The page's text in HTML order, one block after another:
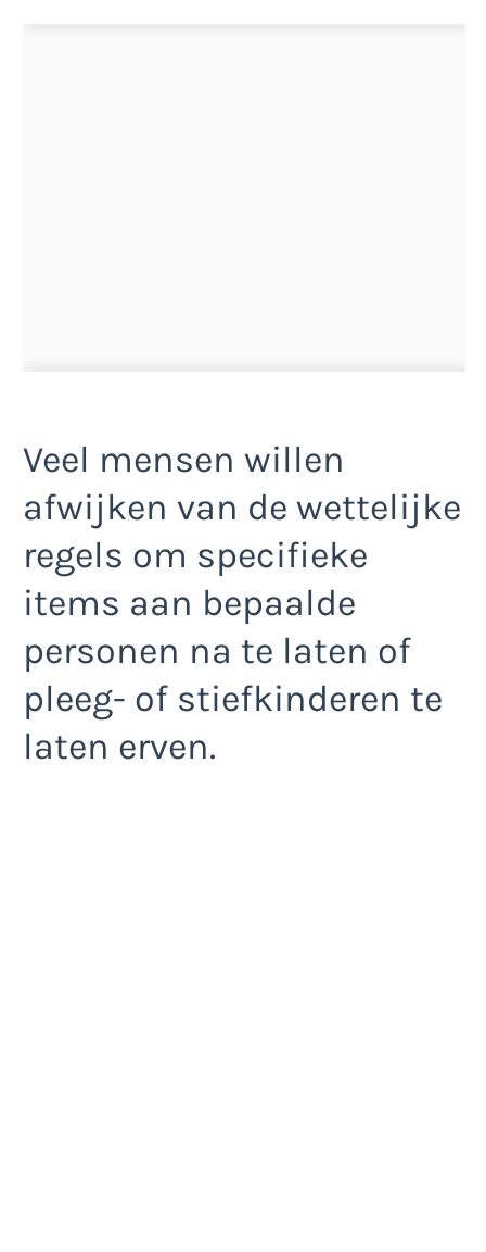
Veel mensen willen
afwijken van de wettelijke
regels om specifieke
items aan bepaalde
personen na te laten of
pleeg- of stiefkinderen te
laten erven.